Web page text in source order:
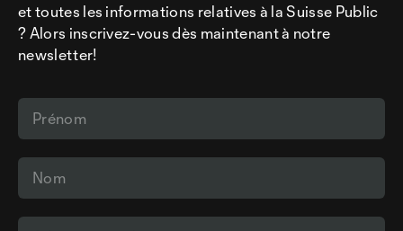
et toutes les informations relatives à la Suisse Public
? Alors inscrivez-vous dès maintenant à notre
newsletter!